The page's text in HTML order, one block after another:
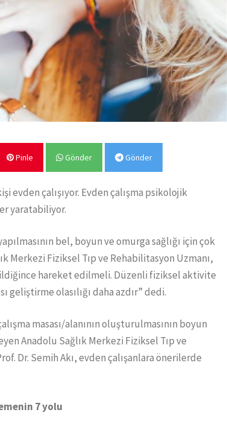
Pinle Gönder Gönder
evden çalışıyor. Evden çalışma psikolojik
yaratabiliyor.
bel, boyun ve omurga sağlığı için çok
Merkezi Fiziksel Tıp ve Rehabilitasyon Uzmanı,
hareket edilmeli. Düzenli fiziksel aktivite
geliştirme olasılığı daha azdır” dedi.
masası/alanının oluşturulmasının boyun
Anadolu Sağlık Merkezi Fiziksel Tıp ve
Dr. Semih Akı, evden çalışanlara önerilerde
7 yolu